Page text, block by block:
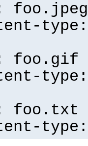
foo.jpeg
foo.gif
foo.txt